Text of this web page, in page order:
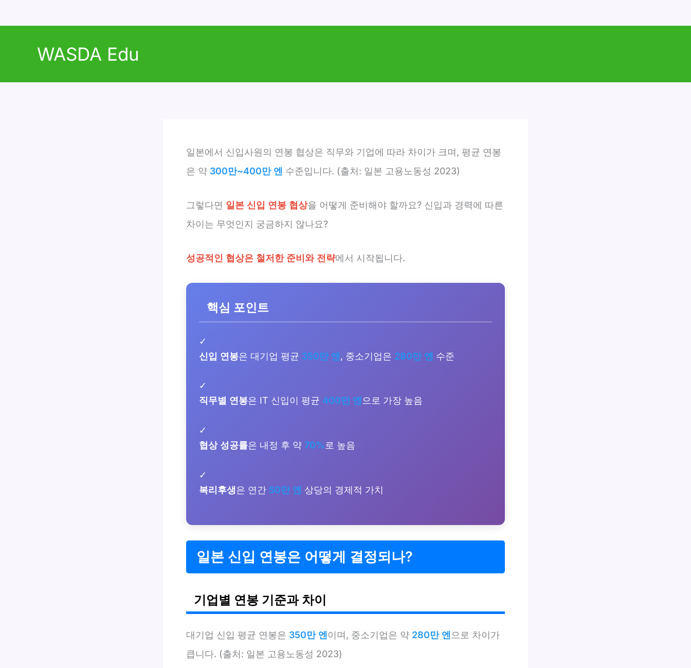
WASDA Edu
일본에서 신입사원의 연봉 협상은 직무와 기업에 따라 차이가 크며, 평균 연봉
은 약 300만~400만 엔 수준입니다. (출처: 일본 고용노동성 2023)
그렇다면 일본 신입 연봉 협상을 어떻게 준비해야 할까요? 신입과 경력에 따른
차이는 무엇인지 궁금하지 않나요?
성공적인 협상은 철저한 준비와 전략에서 시작됩니다.
핵심 포인트
✓
신입 연봉은 대기업 평균 350만 엔, 중소기업은 280만 엔 수준
✓
직무별 연봉은 IT 신입이 평균 400만 엔으로 가장 높음
✓
협상 성공률은 내정 후 약 70%로 높음
✓
복리후생은 연간 50만 엔 상당의 경제적 가치
일본 신입 연봉은 어떻게 결정되나?
기업별 연봉 기준과 차이
대기업 신입 평균 연봉은 350만 엔이며, 중소기업은 약 280만 엔 으로 차이가
큽니다. (출처: 일본 고용노동성 2023)